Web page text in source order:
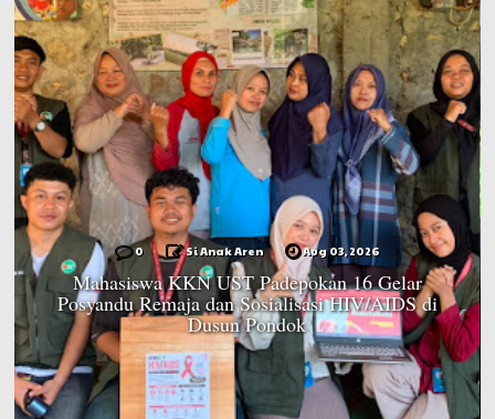
0 Si Anak Aren Aug 03, 2026
Mahasiswa KKN UST Padepokan 16 Gelar
Posyandu Remaja dan Sosialisasi HIV/AIDS di
Dusun Pondok